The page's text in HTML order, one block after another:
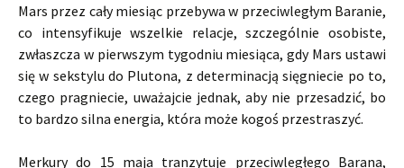
Mars przez cały miesiąc przebywa w przeciwległym Baranie,
co intensyfikuje wszelkie relacje, szczególnie osobiste,
zwłaszcza w pierwszym tygodniu miesiąca, gdy Mars ustawi
się w sekstylu do Plutona, z determinacją sięgniecie po to,
czego pragniecie, uważajcie jednak, aby nie przesadzić, bo
to bardzo silna energia, która może kogoś przestraszyć.
Merkury do 15 maja tranzytuje przeciwległego Barana,